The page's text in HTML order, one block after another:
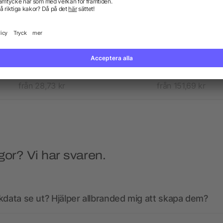
från 28,73 kr från 151,69 kr
Vi har svaren.
se ut? Hjälper allbranded mig att skapa dem?